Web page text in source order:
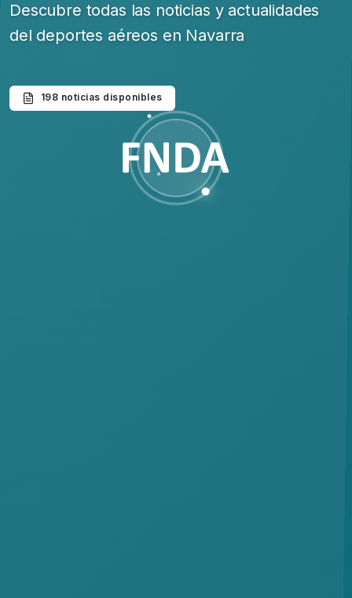
Descubre todas las noticias y actualidades
del deportes aéreos en Navarra
198 noticias disponibles